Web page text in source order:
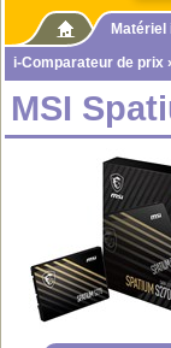
i-Comparateur de prix
MSI